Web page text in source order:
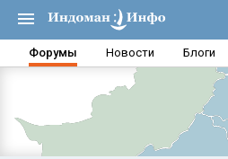
Форумы Новости Блоги